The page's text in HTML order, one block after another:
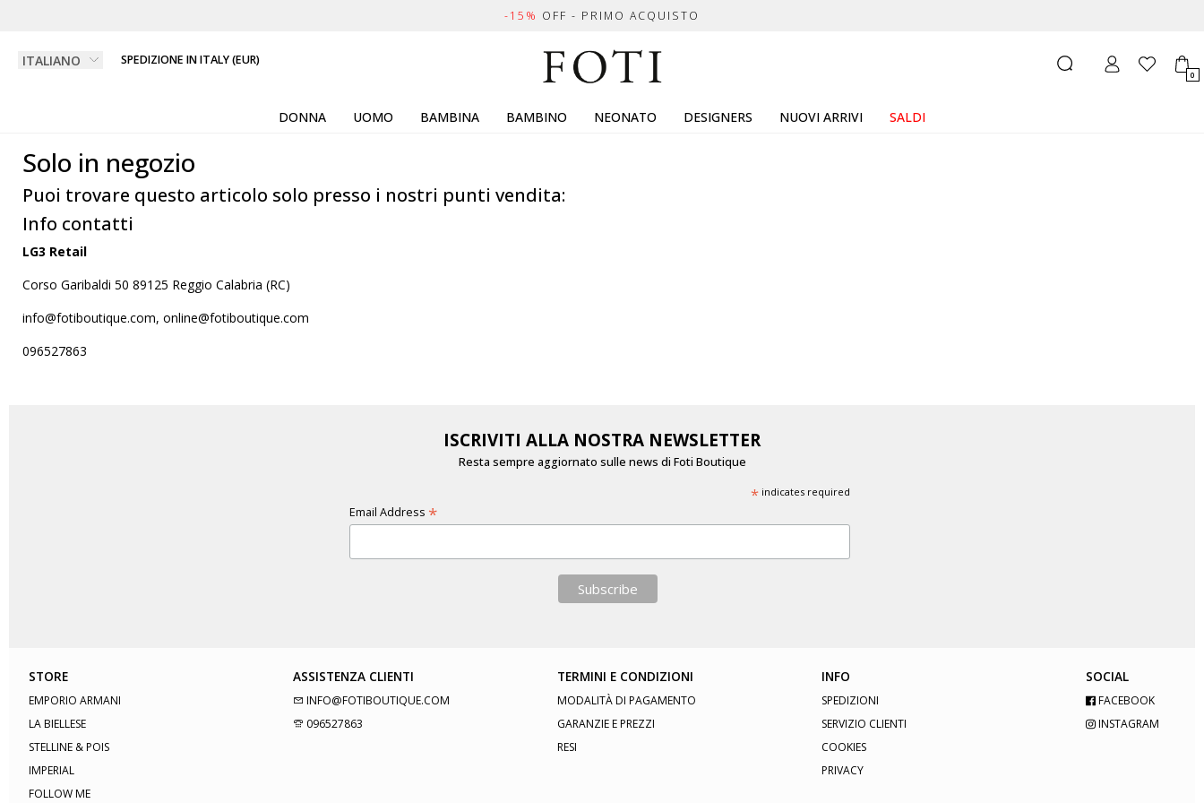
-15% OFF - PRIMO ACQUISTO
SPEDIZIONE IN ITALY (EUR)
0
DONNA UOMO BAMBINA BAMBINO NEONATO DESIGNERS NUOVI ARRIVI SALDI
Solo in negozio
Puoi trovare questo articolo solo presso i nostri punti vendita:
Info contatti
LG3 Retail
Corso Garibaldi 50 89125 Reggio Calabria (RC)
info@fotiboutique.com, online@fotiboutique.com
096527863
ISCRIVITI ALLA NOSTRA NEWSLETTER
Resta sempre aggiornato sulle news di Foti Boutique
*indicates required
Email Address *
STORE
EMPORIO ARMANI
LA BIELLESE
STELLINE & POIS
IMPERIAL
FOLLOW ME
ASSISTENZA CLIENTI
INFO@FOTIBOUTIQUE.COM
096527863
TERMINI E CONDIZIONI
MODALITÀ DI PAGAMENTO
GARANZIE E PREZZI
RESI
INFO
SPEDIZIONI
SERVIZIO CLIENTI
COOKIES
PRIVACY
SOCIAL
FACEBOOK
INSTAGRAM